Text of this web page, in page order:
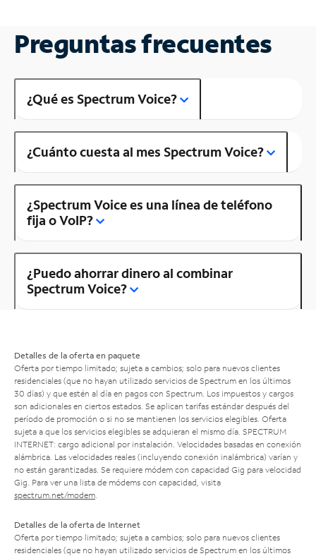
Preguntas frecuentes
¿Qué es Spectrum Voice?
¿Cuánto cuesta al mes Spectrum Voice?
¿Spectrum Voice es una línea de teléfono
fija o VoIP?
¿Puedo ahorrar dinero al combinar
Spectrum Voice?
Detalles de la oferta en paquete
Oferta por tiempo limitado; sujeta a cambios; solo para nuevos clientes
residenciales (que no hayan utilizado servicios de Spectrum en los últimos
30 días) y que estén al día en pagos con Spectrum. Los impuestos y cargos
son adicionales en ciertos estados. Se aplican tarifas estándar después del
período de promoción o si no se mantienen los servicios elegibles. Oferta
sujeta a que los servicios elegibles se adquieran el mismo día. SPECTRUM
INTERNET: cargo adicional por instalación. Velocidades basadas en conexión
alámbrica. Las velocidades reales (incluyendo conexión inalámbrica) varían y
no están garantizadas. Se requiere módem con capacidad Gig para velocidad
Gig. Para ver una lista de módems con capacidad, visita
spectrum.net/modem
Detalles de la oferta de Internet
Oferta por tiempo limitado; sujeta a cambios; solo para nuevos clientes
residenciales (que no hayan utilizado servicios de Spectrum en los últimos